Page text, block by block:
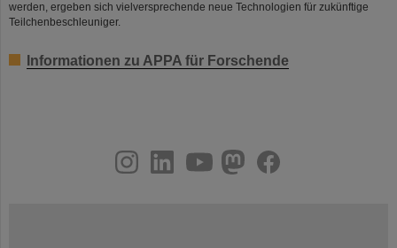
werden, ergeben sich vielversprechende neue Technologien für zukünftige
Teilchenbeschleuniger.
Informationen zu APPA für Forschende
youtubehelmholtz.socialfacebook